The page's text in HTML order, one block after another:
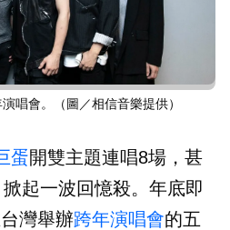
唱會。（圖／相信音樂提供）
蛋開雙主題連唱8場，甚
起一波回憶殺。年底即
灣舉辦跨年演唱會的五